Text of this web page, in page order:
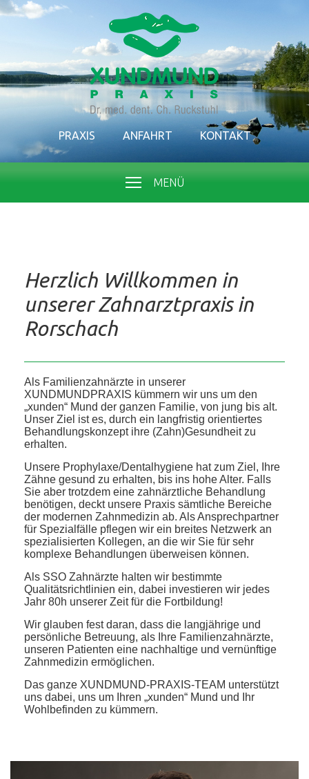
PRAXIS ANFAHRT KONTAKT
MENÜ
Herzlich Willkommen in
unserer Zahnarztpraxis in
Rorschach
Als Familienzahnärzte in unserer
XUNDMUNDPRAXIS kümmern wir uns um den
„xunden“ Mund der ganzen Familie, von jung bis alt.
Unser Ziel ist es, durch ein langfristig orientiertes
Behandlungskonzept ihre (Zahn)Gesundheit zu
erhalten.
Unsere Prophylaxe/Dentalhygiene hat zum Ziel, Ihre
Zähne gesund zu erhalten, bis ins hohe Alter. Falls
Sie aber trotzdem eine zahnärztliche Behandlung
benötigen, deckt unsere Praxis sämtliche Bereiche
der modernen Zahnmedizin ab. Als Ansprechpartner
für Spezialfälle pflegen wir ein breites Netzwerk an
spezialisierten Kollegen, an die wir Sie für sehr
komplexe Behandlungen überweisen können.
Als SSO Zahnärzte halten wir bestimmte
Qualitätsrichtlinien ein, dabei investieren wir jedes
Jahr 80h unserer Zeit für die Fortbildung!
Wir glauben fest daran, dass die langjährige und
persönliche Betreuung, als Ihre Familienzahnärzte,
unseren Patienten eine nachhaltige und vernünftige
Zahnmedizin ermöglichen.
Das ganze XUNDMUND-PRAXIS-TEAM unterstützt
uns dabei, uns um Ihren „xunden“ Mund und Ihr
Wohlbefinden zu kümmern.